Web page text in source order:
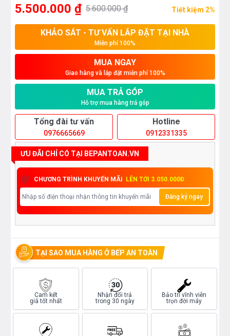
5.500.000 ₫ 5.600.000 ₫ Tiết kiệm 2%
KHẢO SÁT - TƯ VẤN LẮP ĐẶT TẠI NHÀ
Miễn phí 100%
MUA NGAY
Giao hàng và lắp đặt miễn phí 100%
MUA TRẢ GÓP
Hỗ trợ mua hàng trả góp
Tổng đài tư vấn
0976665669
Hotline
0912331335
ƯU ĐÃI CHỈ CÓ TẠI BEPANTOAN.VN
CHƯƠNG TRÌNH KHUYẾN MÃI LÊN TỚI 3.050.000Đ
Đăng ký ngay
TẠI SAO MUA HÀNG Ở BẾP AN TOÀN
Cam kết
giá tốt nhất
Nhận đổi trả
trong 30 ngày
Bảo trì vĩnh viễn
trọn đời máy